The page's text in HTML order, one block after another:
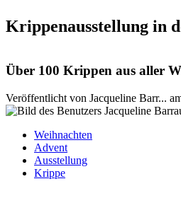
Krippenausstellung in
Über 100 Krippen aus aller
Veröffentlicht von Jacqueline Barr...
Weihnachten
Advent
Ausstellung
Krippe